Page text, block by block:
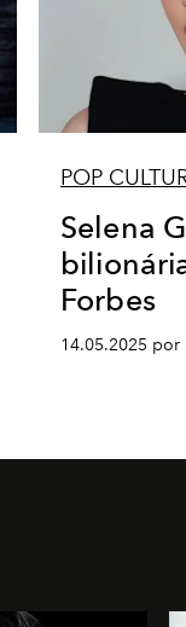
POP
Selena
Forbes
14.05.2025 por